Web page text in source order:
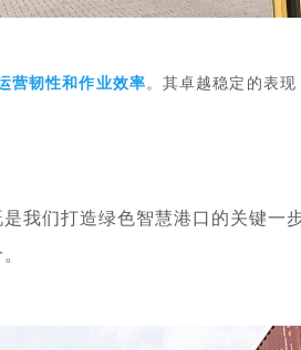
营韧性和作业效率。 其卓越稳定的表现
我们打造绿色智慧港口的关键一